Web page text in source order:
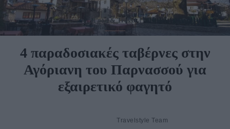
Food & Travel
4 παραδοσιακές ταβέρνες στην
Αγόριανη του Παρνασσού για
εξαιρετικό φαγητό
Travelstyle Team